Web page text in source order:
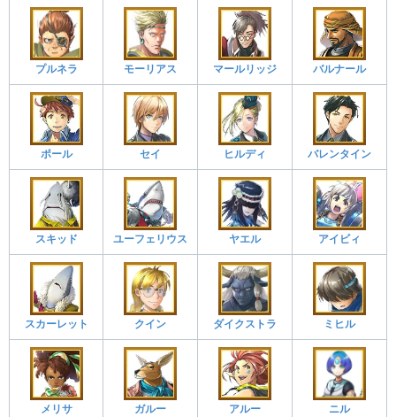
プルネラ モーリアス マールリッジ バルナール
ポール セイ ヒルディ バレンタイン
スキッド ユーフェリウス ヤエル アイビィ
スカーレット クイン ダイクストラ ミヒル
メリサ ガルー アルー ニル